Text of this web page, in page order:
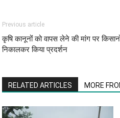
Previous article
कृषि कानूनों को वापस लेने की मांग पर
निकालकर किया प्रदर्शन
RELATED ARTICLES MORE